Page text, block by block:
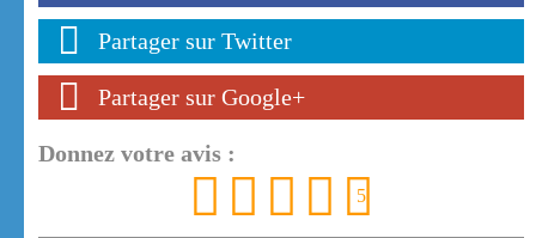
Partager sur Twitter
Partager sur Google+
Donnez votre avis :
5